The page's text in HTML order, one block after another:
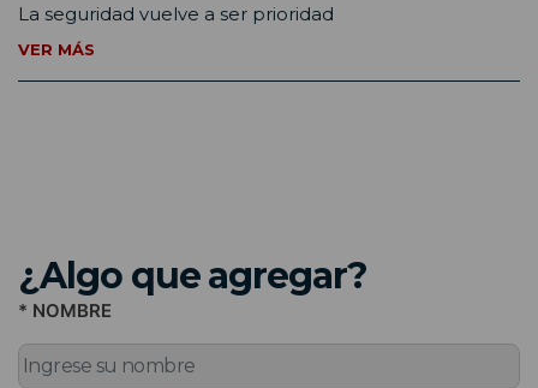
La seguridad vuelve a ser prioridad
VER MÁS
¿Algo que agregar?
* NOMBRE